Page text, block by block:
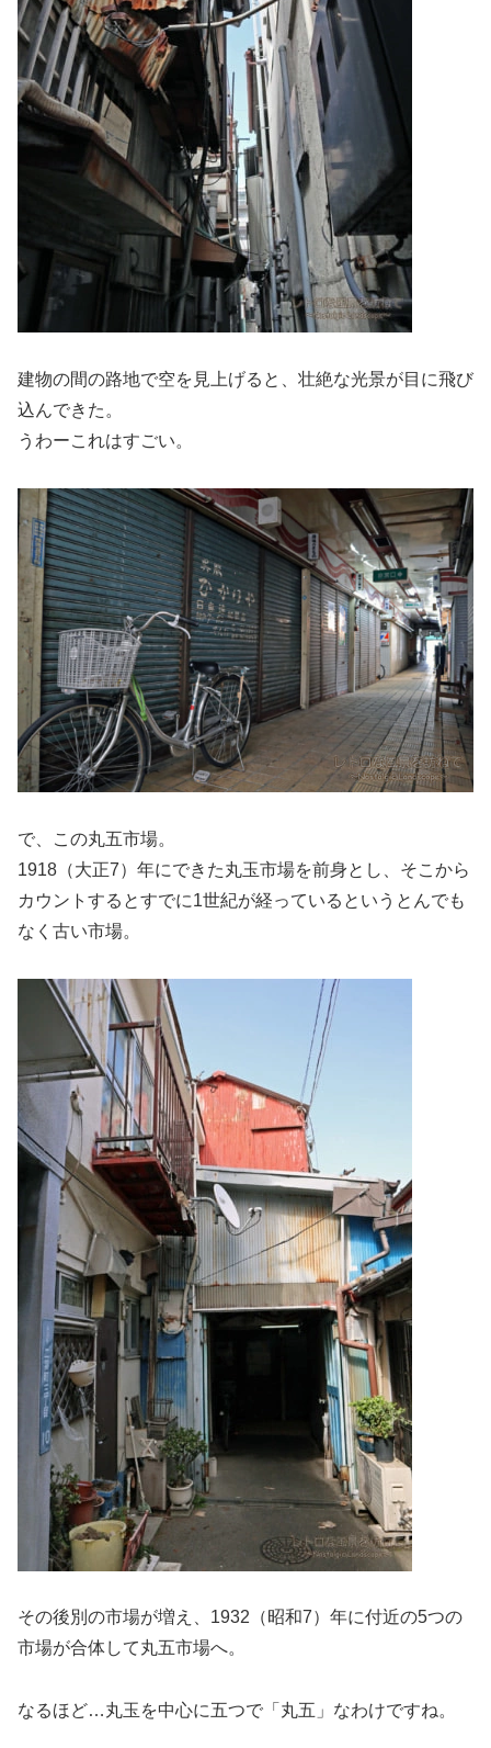
建物の間の路地で空を見上げると、壮絶な光景が目に飛び
込んできた。
うわーこれはすごい。
で、この丸五市場。
1918（大正7）年にできた丸玉市場を前身とし、そこから
カウントするとすでに1世紀が経っているというとんでも
なく古い市場。
その後別の市場が増え、1932（昭和7）年に付近の5つの
市場が合体して丸五市場へ。
なるほど…丸玉を中心に五つで「丸五」なわけですね。